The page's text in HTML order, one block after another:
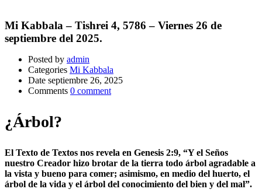
Mi Kabbala – Tishrei 4, 5786 – Viernes 26 de
septiembre del 2025.
Posted by admin
Categories Mi Kabbala
Date septiembre 26, 2025
Comments 0 comment
¿Árbol?
El Texto de Textos nos revela en Genesis 2:9, “Y el Seños
nuestro Creador hizo brotar de la tierra todo árbol agradable a
la vista y bueno para comer; asimismo, en medio del huerto, el
árbol de la vida y el árbol del conocimiento del bien y del mal”.